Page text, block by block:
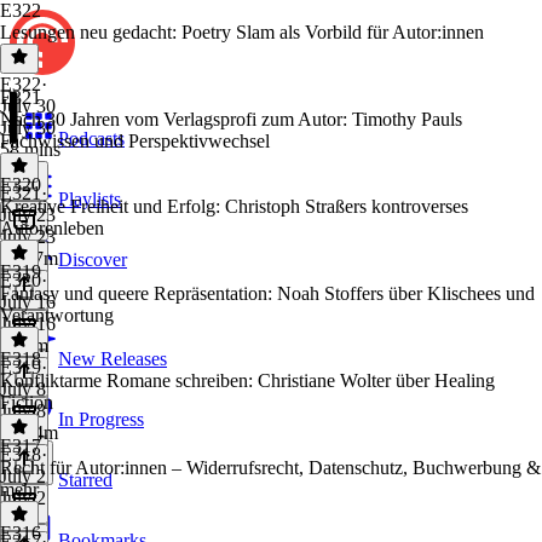
Podcasts
Playlists
Discover
New Releases
In Progress
Starred
E322
Lesungen neu gedacht: Poetry Slam als Vorbild für Autor:innen
E322·
July 30
July 30
58 mins
E321
Nach 30 Jahren vom Verlagsprofi zum Autor: Timothy Pauls
Fachwissen und Perspektivwechsel
E321·
July 23
July 23
1h 27m
E320
Kreative Freiheit und Erfolg: Christoph Straßers kontroverses
Autorenleben
E320·
July 16
July 16
1h 1m
E319
Fantasy und queere Repräsentation: Noah Stoffers über Klischees und
Verantwortung
E319·
July 8
July 8
1h 14m
E318
Konfliktarme Romane schreiben: Christiane Wolter über Healing
Fiction
E318·
July 2
July 2
1 hr
E317
Recht für Autor:innen – Widerrufsrecht, Datenschutz, Buchwerbung &
mehr
E316